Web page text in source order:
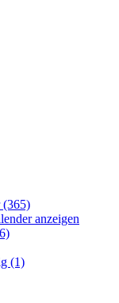
(365)
anzeigen
(1)